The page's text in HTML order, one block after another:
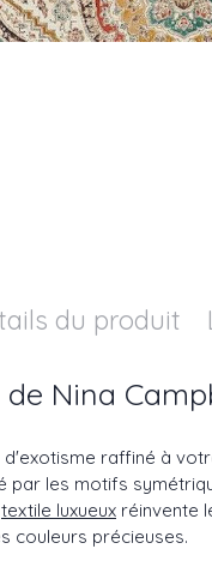
du produit
Nina
raffiné à
par les motifs
textile luxueux réinvente
couleurs précieuses.